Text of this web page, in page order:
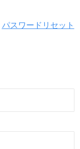
パスワードリセット